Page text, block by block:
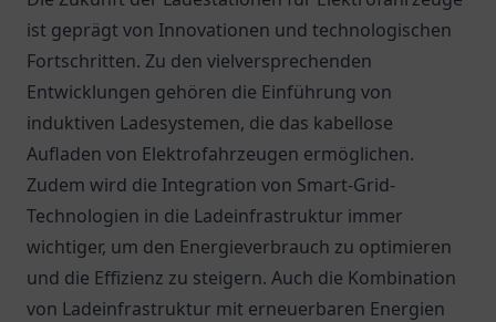
ist geprägt von Innovationen und technologischen
Fortschritten. Zu den vielversprechenden
Entwicklungen gehören die Einführung von
induktiven Ladesystemen, die das kabellose
Aufladen von Elektrofahrzeugen ermöglichen.
Zudem wird die Integration von Smart-Grid-
Technologien in die Ladeinfrastruktur immer
wichtiger, um den Energieverbrauch zu optimieren
und die Effizienz zu steigern. Auch die Kombination
von Ladeinfrastruktur mit erneuerbaren Energien